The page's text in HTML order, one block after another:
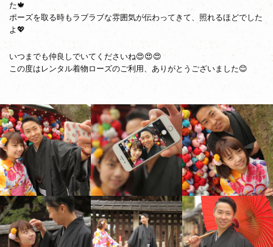
た🍁
ポーズを取る時もラブラブな雰囲気が伝わってきて、照れるほどでした
よ💖
いつまでも仲良しでいてくださいね😍😍😍
この度はレンタル着物ローズのご利用、ありがとうございました😊